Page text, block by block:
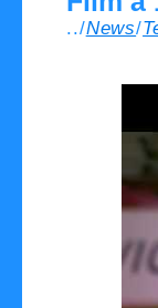
../News/